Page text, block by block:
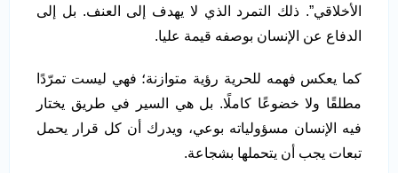
الأخلاقي”. ذلك التمرد الذي لا يهدف إلى العنف. بل إلى
الدفاع عن الإنسان بوصفه قيمة عليا.
كما يعكس فهمه للحرية رؤية متوازنة؛ فهي ليست تمرّدًا
مطلقًا ولا خضوعًا كاملًا. بل هي السير في طريق يختار
فيه الإنسان مسؤولياته بوعي، ويدرك أن كل قرار يحمل
تبعات يجب أن يتحملها بشجاعة.